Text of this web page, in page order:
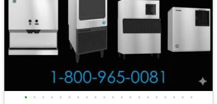
• • • • • • • • • • • • • • • • • • • •